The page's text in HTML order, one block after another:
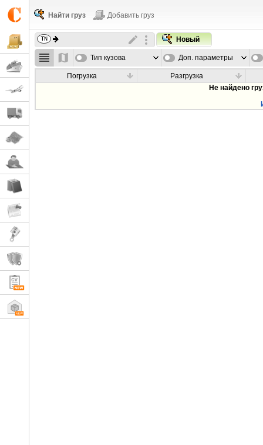
Найти груз Добавить груз
Новый
Тип кузова Доп. параметры
Погрузка
Разгрузка
Не найдено